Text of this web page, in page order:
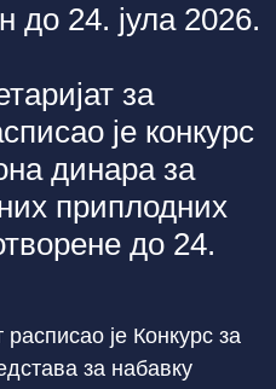
до 24. јула 2026.
за
је конкурс
динара за
приплодних
до 24.
расписао је Конкурс за
за набавку